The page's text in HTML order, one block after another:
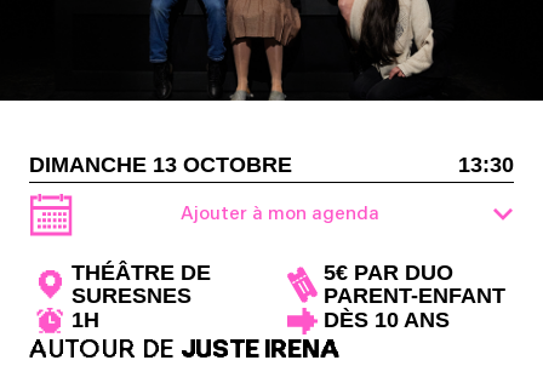
DIMANCHE 13 OCTOBRE 13:30
Ajouter à mon agenda
THÉÂTRE DE
SURESNES
5€ PAR DUO
PARENT-ENFANT
1H
DÈS 10 ANS
AUTOUR DE JUSTE IRENA